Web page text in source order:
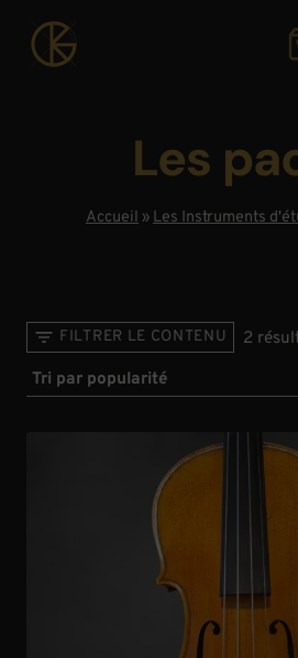
contenu
Les
Accueil » Les Instruments
FILTRER LE CONTENU 2